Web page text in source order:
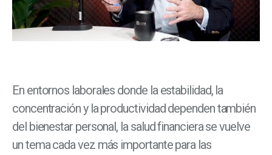
En entornos laborales donde la estabilidad, la
concentración y la productividad dependen también
del bienestar personal, la salud financiera se vuelve
un tema cada vez más importante para las